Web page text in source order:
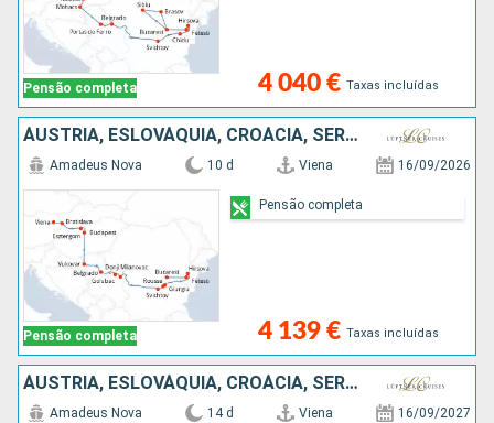
Pensão completa 4 040 € Taxas incluídas
ÁUSTRIA, ESLOVÁQUIA, CROÁCIA, SÉRVIA, BULGÁRIA, ROMÊNIA
Pensão completa
Amadeus Nova 10 d Viena 16/09/2026
4 139 € Taxas incluídas
Pensão completa
ÁUSTRIA, ESLOVÁQUIA, CROÁCIA, SÉRVIA, BULGÁRIA, ROMÊNIA
Amadeus Nova 14 d Viena 16/09/2027